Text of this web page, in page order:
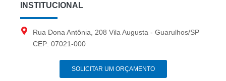
INSTITUCIONAL
Rua Dona Antônia, 208 Vila Augusta - Guarulhos/SP
CEP: 07021-000
SOLICITAR UM ORÇAMENTO